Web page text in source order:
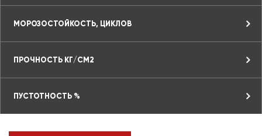
МОРОЗОСТОЙКОСТЬ, ЦИКЛОВ
ПРОЧНОСТЬ КГ/СМ2
ПУСТОТНОСТЬ %